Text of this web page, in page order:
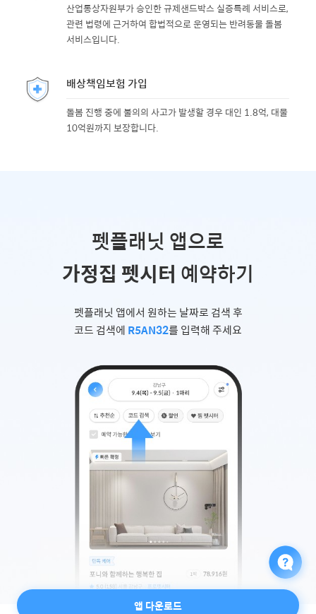
산업통상자원부가 승인한 규제샌드박스 실증특례 서비스로,
관련 법령에 근거하여 합법적으로 운영되는 반려동물 돌봄
서비스입니다.
배상책임보험 가입
돌봄 진행 중에 불의의 사고가 발생할 경우 대인 1.8억, 대물
10억원까지 보장합니다.
펫플래닛 앱으로
가정집 펫시터 예약하기
펫플래닛 앱에서 원하는 날짜로 검색 후
코드 검색에 R5AN32를 입력해 주세요
앱 다운로드